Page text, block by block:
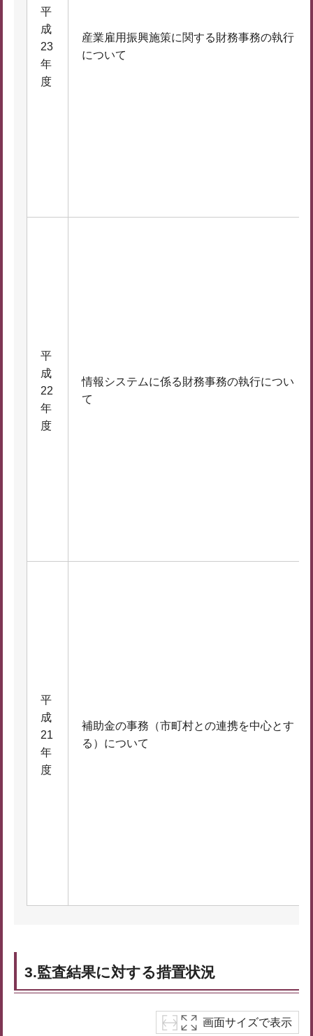
平
成
23
年
度
産業雇用振興施策に関する財務事務の執行
について
平
成
22
年
度
情報システムに係る財務事務の執行につい
て
平
成
21
年
度
補助金の事務（市町村との連携を中心とす
る）について
3.監査結果に対する措置状況
画面サイズで表示